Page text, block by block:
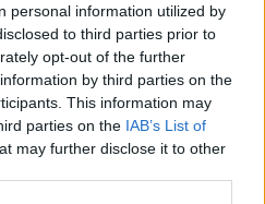
personal information utilized by
to third parties prior to
opt-out of the further
by third parties on the
This information may
parties on the IAB’s List of
may further disclose it to other
nicht im Team ist,
immer mit mehreren
Rennen“ – Yates als
aber
Priorität bei UAE